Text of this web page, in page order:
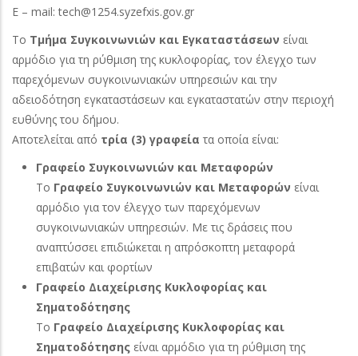
Ε – mail: tech@1254.syzefxis.gov.gr
Το Τμήμα Συγκοινωνιών και Εγκαταστάσεων είναι
αρμόδιο για τη ρύθμιση της κυκλοφορίας, τον έλεγχο των
παρεχόμενων συγκοινωνιακών υπηρεσιών και την
αδειοδότηση εγκαταστάσεων και εγκαταστατών στην περιοχή
ευθύνης του δήμου.
Αποτελείται από τρία (3) γραφεία τα οποία είναι:
Γραφείο Συγκοινωνιών και Μεταφορών
Το Γραφείο Συγκοινωνιών και Μεταφορών είναι
αρμόδιο για τον έλεγχο των παρεχόμενων
συγκοινωνιακών υπηρεσιών. Με τις δράσεις που
αναπτύσσει επιδιώκεται η απρόσκοπτη μεταφορά
επιβατών και φορτίων
Γραφείο Διαχείρισης Κυκλοφορίας και
Σηματοδότησης
Το Γραφείο Διαχείρισης Κυκλοφορίας και
Σηματοδότησης είναι αρμόδιο για τη ρύθμιση της